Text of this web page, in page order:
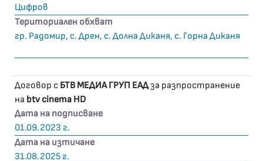
Цифров
Териториален обхват
гр. Радомир, с. Дрен, с. Долна Диканя, с. Горна Диканя
Договор с БТВ МЕДИА ГРУП ЕАДза разпространение
на btv cinema HD
Дата на подписване
01.09.2023 г.
Дата на изтичане
31.08.2025 г.